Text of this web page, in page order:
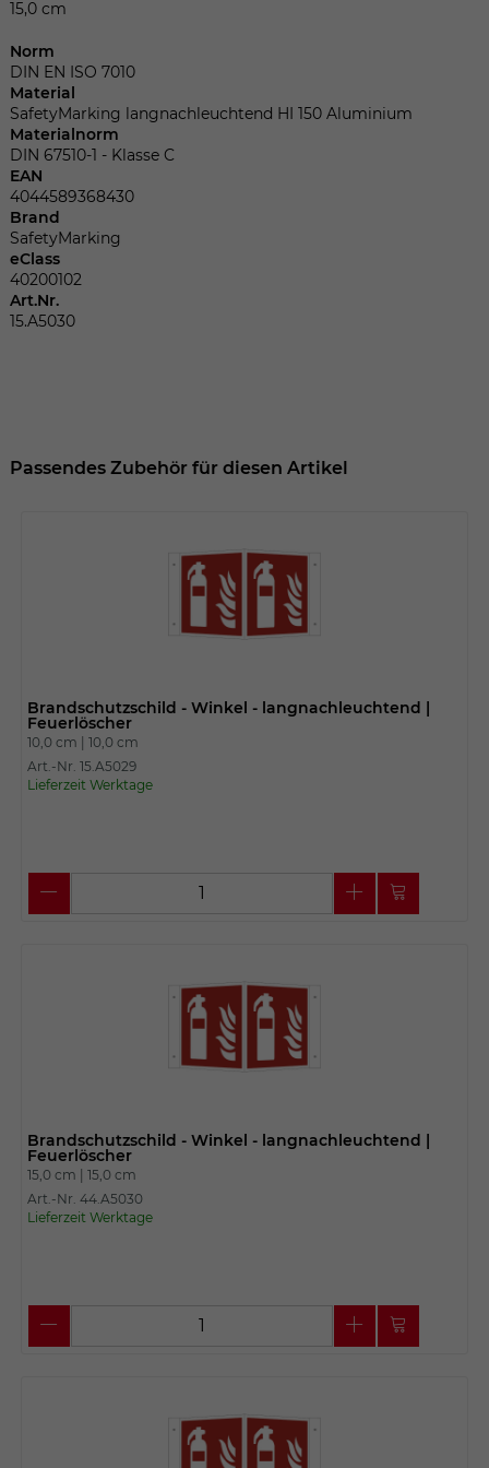
15,0 cm
Norm
DIN EN ISO 7010
Material
SafetyMarking langnachleuchtend HI 150 Aluminium
Materialnorm
DIN 67510-1 - Klasse C
EAN
4044589368430
Brand
SafetyMarking
eClass
40200102
Art.Nr.
15.A5030
Passendes Zubehör für diesen Artikel
Brandschutzschild - Winkel - langnachleuchtend |
Feuerlöscher
10,0 cm | 10,0 cm
Art.-Nr. 15.A5029
Lieferzeit Werktage
Brandschutzschild - Winkel - langnachleuchtend |
Feuerlöscher
15,0 cm | 15,0 cm
Art.-Nr. 44.A5030
Lieferzeit Werktage
Zweck
Betreiber dies eingestellt hat.
Name
Anbieter
Laufzeit